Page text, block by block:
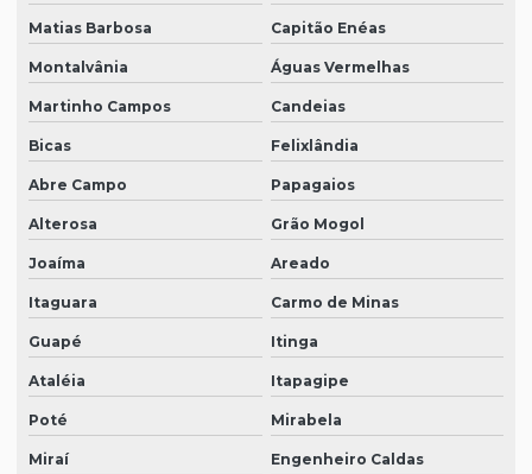
Matias Barbosa Capitão Enéas
Montalvânia Águas Vermelhas
Martinho Campos Candeias
Bicas Felixlândia
Abre Campo Papagaios
Alterosa Grão Mogol
Joaíma Areado
Itaguara Carmo de Minas
Guapé Itinga
Ataléia Itapagipe
Poté Mirabela
Miraí Engenheiro Caldas